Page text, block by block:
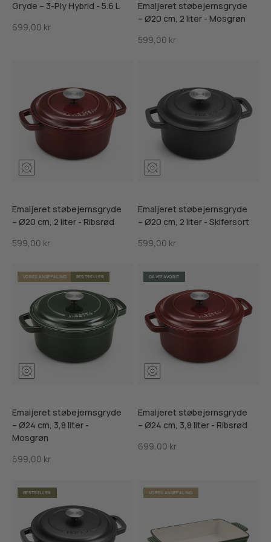
Gryde – 3-Ply Hybrid - 5.6 L
Salgspris
699,00 kr
Emaljeret støbejernsgryde
– Ø20 cm, 2 liter - Mosgrøn
Salgspris
599,00 kr
Mosgrøn Skifersort
Emaljeret støbejernsgryde
– Ø20 cm, 2 liter - Ribsrød
Salgspris
599,00 kr
Mosgrøn
Emaljeret støbejernsgryde
– Ø20 cm, 2 liter - Skifersort
Salgspris
599,00 kr
VORES ANBEFALING BESTSELLER
Mosgrøn Skifersort
Emaljeret støbejernsgryde
– Ø24 cm, 3,8 liter -
Mosgrøn
Salgspris
699,00 kr
GAVEFAVORIT
Mosgrøn
Emaljeret støbejernsgryde
– Ø24 cm, 3,8 liter - Ribsrød
Salgspris
699,00 kr
BESTSELLER VORES ANBEFALING